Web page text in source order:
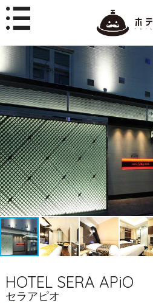
HOTEL SERA APiO
セラアピオ